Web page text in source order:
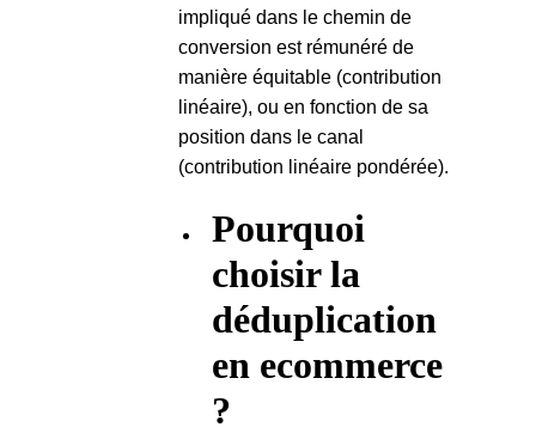
impliqué dans le chemin de
conversion est rémunéré de
manière équitable (contribution
linéaire), ou en fonction de sa
position dans le canal
(contribution linéaire pondérée).
Pourquoi
choisir la
déduplication
en ecommerce
?